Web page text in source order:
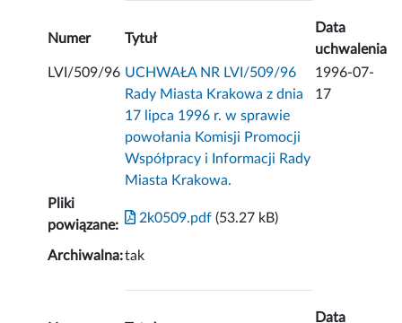
Numer Tytuł
Data
uchwalenia
LVI/509/96 UCHWAŁA NR LVI/509/96
Rady Miasta Krakowa z dnia
17 lipca 1996 r. w sprawie
powołania Komisji Promocji
Współpracy i Informacji Rady
Miasta Krakowa.
1996-07-
17
Pliki
powiązane:
2k0509.pdf (53.27 kB)
Archiwalna:tak
Data